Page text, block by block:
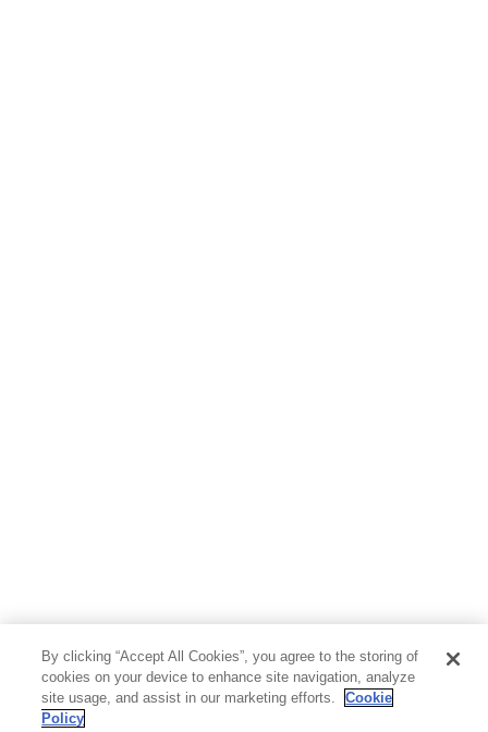
By clicking “Accept All Cookies”, you agree to the storing of
cookies on your device to enhance site navigation, analyze
site usage, and assist in our marketing efforts.
Cookie
Policy